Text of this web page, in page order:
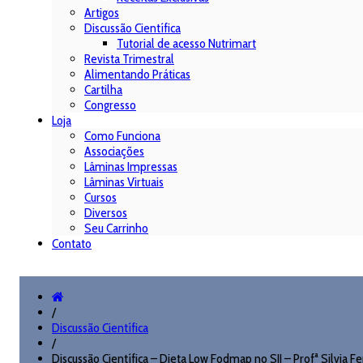
Artigos
Discussão Científica
Tutorial de acesso Nutrimart
Revista Trimestral
Alimentando Práticas
Cartilha
Congresso
Loja
Como Funciona
Associações
Lâminas Impressas
Lâminas Virtuais
Cursos
Diversos
Seu Carrinho
Contato
/
Discussão Científica
/
Discussão Científica – Dieta Low Fodmap no SII – Profª Silvia